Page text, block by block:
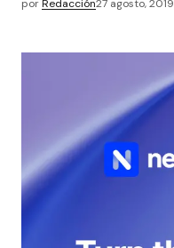
porRedacción27 agosto, 2019